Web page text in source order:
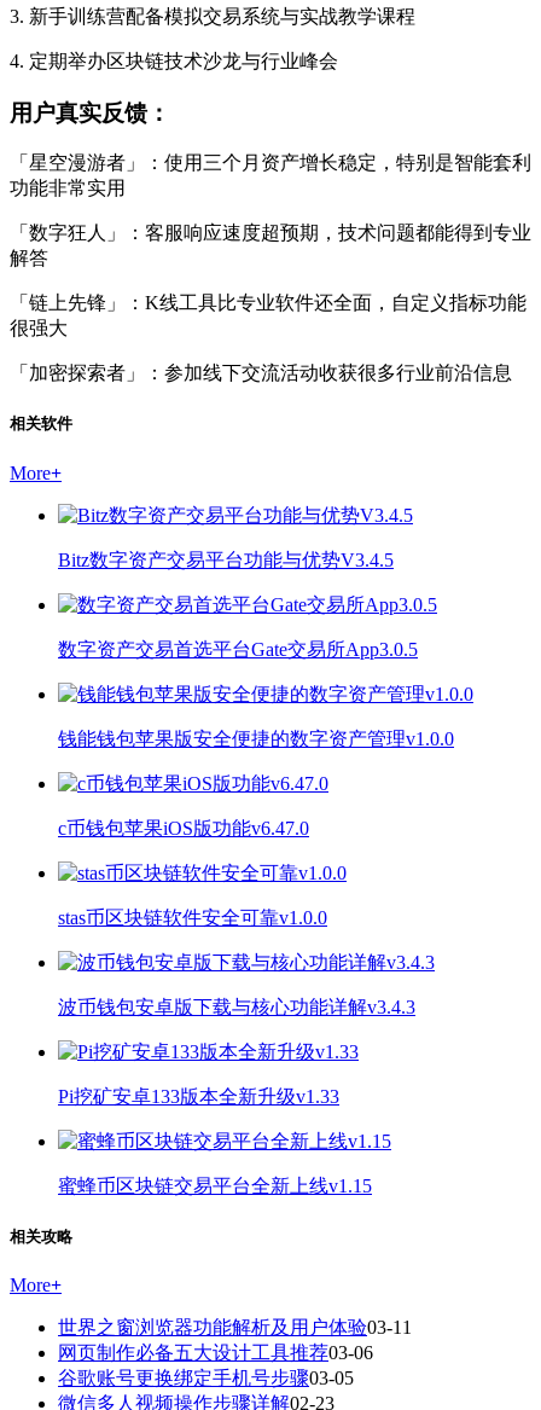
3. 新手训练营配备模拟交易系统与实战教学课程
4. 定期举办区块链技术沙龙与行业峰会
用户真实反馈：
「星空漫游者」：使用三个月资产增长稳定，特别是智能套利
功能非常实用
「数字狂人」：客服响应速度超预期，技术问题都能得到专业
解答
「链上先锋」：K线工具比专业软件还全面，自定义指标功能
很强大
「加密探索者」：参加线下交流活动收获很多行业前沿信息
相关软件
More+
Bitz数字资产交易平台功能与优势V3.4.5
数字资产交易首选平台Gate交易所App3.0.5
钱能钱包苹果版安全便捷的数字资产管理v1.0.0
c币钱包苹果iOS版功能v6.47.0
stas币区块链软件安全可靠v1.0.0
波币钱包安卓版下载与核心功能详解v3.4.3
Pi挖矿安卓133版本全新升级v1.33
蜜蜂币区块链交易平台全新上线v1.15
相关攻略
More+
世界之窗浏览器功能解析及用户体验03-11
网页制作必备五大设计工具推荐03-06
谷歌账号更换绑定手机号步骤03-05
微信多人视频操作步骤详解02-23